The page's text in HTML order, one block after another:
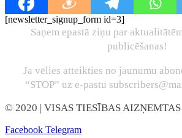
[newsletter_signup_form id=3]
Saņem epastā ziņu par
publicēšanas!
Ja vēlies atteikties no jaunumu
“STOP” uz e-pastu
© 2020 | VISAS TIESĪBAS AIZŅEMTAS
Facebook Telegram